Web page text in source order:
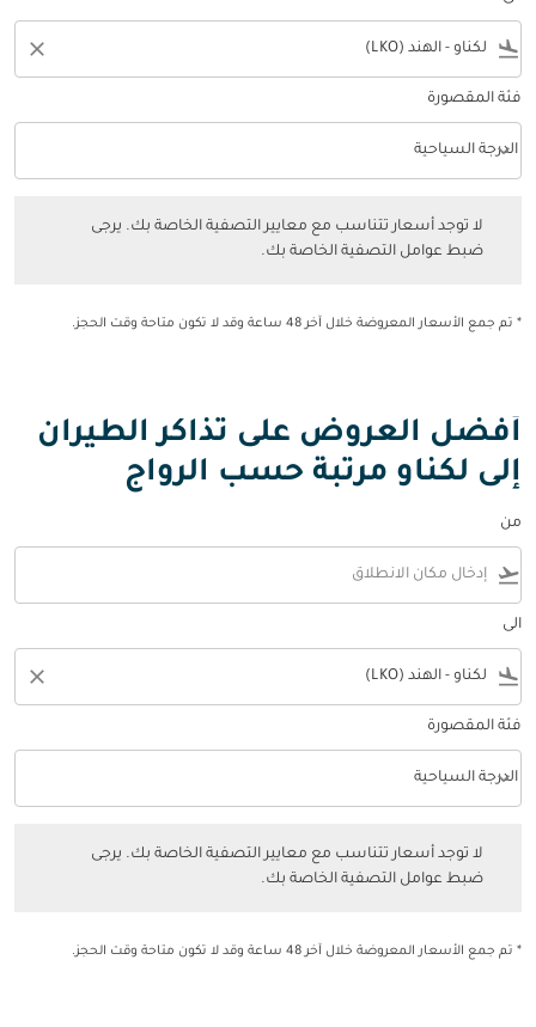
flight_land
close
فئة المقصورة
فئة المقصورة option الدرجة السياحية Selected
الدرجة السياحية
keyboard_arrow_down
لا توجد أسعار تتناسب مع معايير التصفية الخاصة بك. يرجى
ضبط عوامل التصفية الخاصة بك.
* تم جمع الأسعار المعروضة خلال آخر 48 ساعة وقد لا تكون متاحة وقت الحجز.
أفضل العروض على تذاكر الطيران
إلى لكناو مرتبة حسب الرواج
من
flight_takeoff
الى
flight_land
close
فئة المقصورة
فئة المقصورة option الدرجة السياحية Selected
الدرجة السياحية
keyboard_arrow_down
لا توجد أسعار تتناسب مع معايير التصفية الخاصة بك. يرجى
ضبط عوامل التصفية الخاصة بك.
* تم جمع الأسعار المعروضة خلال آخر 48 ساعة وقد لا تكون متاحة وقت الحجز.